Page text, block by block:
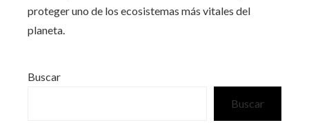
proteger uno de los ecosistemas más vitales del
planeta.
Buscar
Buscar